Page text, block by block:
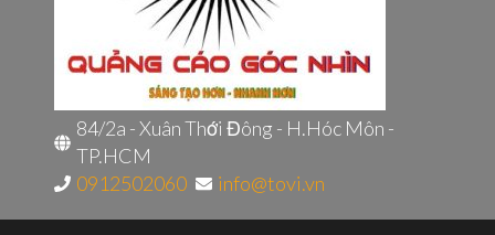
84/2a - Xuân Thới Đông - H.Hóc Môn -
TP.HCM
0912502060
info@tovi.vn